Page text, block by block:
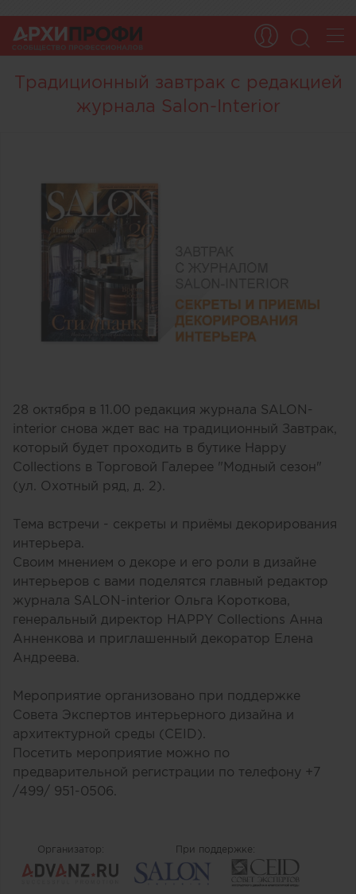
Традиционный завтрак с редакцией
журнала Salon-Interior
28 октября в 11.00 редакция журнала SALON-
interior снова ждет вас на традиционный Завтрак,
который будет проходить в бутике Happy
Collections в Торговой Галерее "Модный сезон"
(ул. Охотный ряд, д. 2).
Тема встречи - секреты и приёмы декорирования
интерьера.
Своим мнением о декоре и его роли в дизайне
интерьеров с вами поделятся главный редактор
журнала SALON-interior Ольга Короткова,
генеральный директор HAPPY Collections Анна
Анненкова и приглашенный декоратор Елена
Андреева.
Мероприятие организовано при поддержке
Совета Экспертов интерьерного дизайна и
архитектурной среды (CEID).
Посетить мероприятие можно по
предварительной регистрации по телефону +7
/499/ 951-0506.
Организатор: При поддержке: